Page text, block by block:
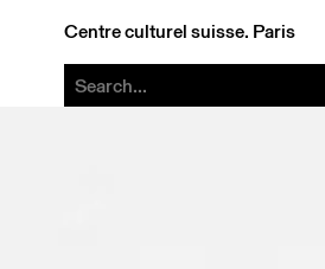
Centre culturel suisse. Paris